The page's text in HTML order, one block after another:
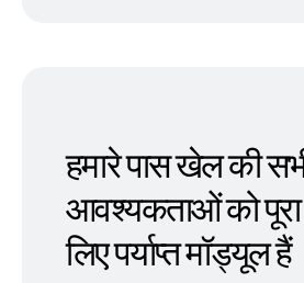
हमारे पास खेल की
आवश्यकताओं को
लिए पर्याप्त मॉड्यूल हैं